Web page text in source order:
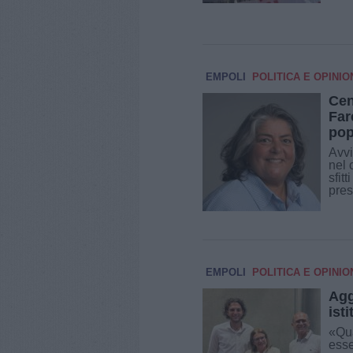
EMPOLI POLITICA E
nel
EMPOLI POLITICA E